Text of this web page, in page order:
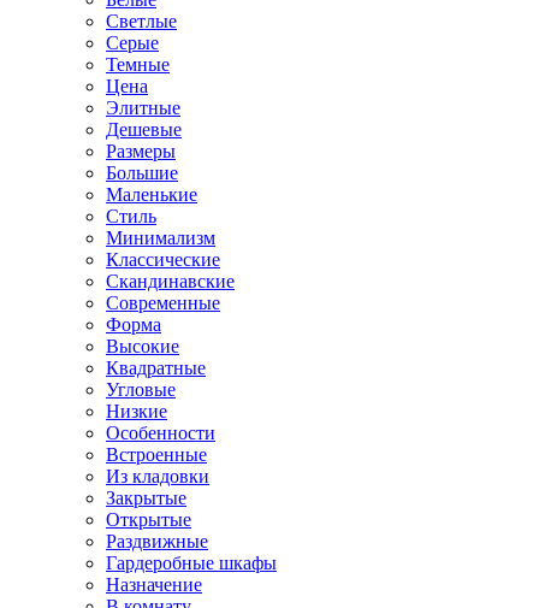
Светлые
Серые
Темные
Цена
Элитные
Дешевые
Размеры
Большие
Маленькие
Стиль
Минимализм
Классические
Скандинавские
Современные
Форма
Высокие
Квадратные
Угловые
Низкие
Особенности
Встроенные
Из кладовки
Закрытые
Открытые
Раздвижные
Гардеробные шкафы
Назначение